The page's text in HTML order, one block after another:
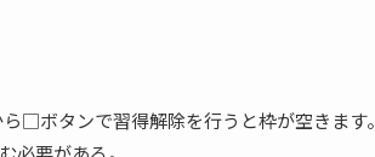
□ボタンで習得解除を行うと枠が空きます。